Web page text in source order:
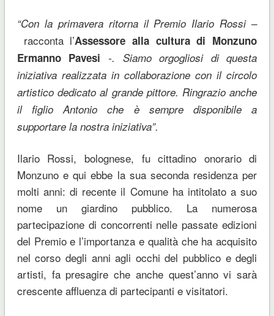
“Con la primavera ritorna il Premio Ilario Rossi –
racconta l’Assessore alla cultura di Monzuno
Ermanno Pavesi -. Siamo orgogliosi di questa
iniziativa realizzata in collaborazione con il circolo
artistico dedicato al grande pittore. Ringrazio anche
il figlio Antonio che è sempre disponibile a
supportare la nostra iniziativa”.
Ilario Rossi, bolognese, fu cittadino onorario di
Monzuno e qui ebbe la sua seconda residenza per
molti anni: di recente il Comune ha intitolato a suo
nome un giardino pubblico. La numerosa
partecipazione di concorrenti nelle passate edizioni
del Premio e l’importanza e qualità che ha acquisito
nel corso degli anni agli occhi del pubblico e degli
artisti, fa presagire che anche quest’anno vi sarà
crescente affluenza di partecipanti e visitatori.